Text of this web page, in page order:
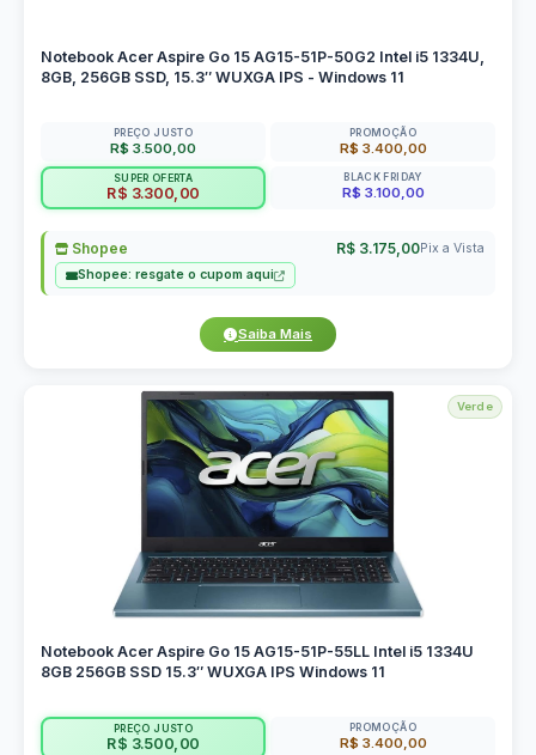
Notebook Acer Aspire Go 15 AG15-51P-50G2 Intel i5 1334U,
8GB, 256GB SSD, 15.3″ WUXGA IPS - Windows 11
PREÇO JUSTO
R$ 3.500,00
PROMOÇÃO
R$ 3.400,00
SUPER OFERTA
R$ 3.300,00
BLACK FRIDAY
R$ 3.100,00
Shopee R$ 3.175,00Pix a Vista
Shopee: resgate o cupom aqui
Saiba Mais
Verde
Notebook Acer Aspire Go 15 AG15-51P-55LL Intel i5 1334U
8GB 256GB SSD 15.3″ WUXGA IPS Windows 11
PREÇO JUSTO
R$ 3.500,00
PROMOÇÃO
R$ 3.400,00